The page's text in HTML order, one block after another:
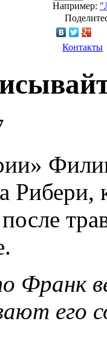
Например:
Контакты
Рибери,
после
Франк
его